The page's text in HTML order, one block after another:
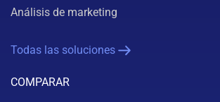
Análisis de marketing
Todas las soluciones
COMPARAR